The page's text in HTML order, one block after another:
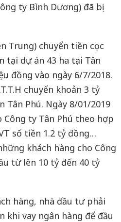
ty Bình Dương) đã bị
Trung) chuyển tiền cọc
tại dự án 43 ha tại Tân
đồng vào ngày 6/7/2018.
chuyển khoản 3 tỷ
Tân Phú. Ngày 8/01/2019
Công ty Tân Phú theo hợp
số tiền 1.2 tỷ đồng…
khách hàng cho Công
từ lên 10 tỷ đến 40 tỷ
hàng, nhà đầu tư phải
khi vay ngân hàng để đầu